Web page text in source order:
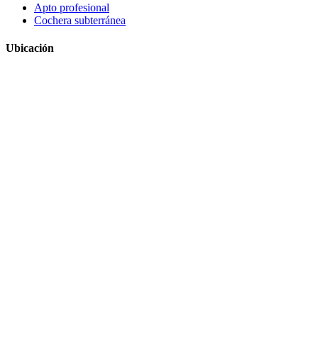
Apto profesional
Cochera subterránea
Ubicación